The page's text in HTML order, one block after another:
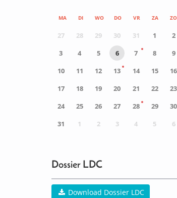
MA DI WO DO VR ZA ZO
27 28 29 30 31 1
2
3
4 5 6 7 8
9
10
11 12 13 14 15
16
17
18 19 20 21 22
23
24
25 26 27 28 29
30
31
1 2 3 4 5 6
Dossier LDC
Download Dossier LDC